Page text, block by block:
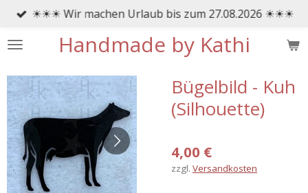
Zum
springen
Handmade by Kathi
☀☀☀ Wir machen Urlaub bis zum 27.08.2026 ☀☀☀
Bügelbild - Kuh
(Silhouette)
4,00 €
zzgl. Versandkosten